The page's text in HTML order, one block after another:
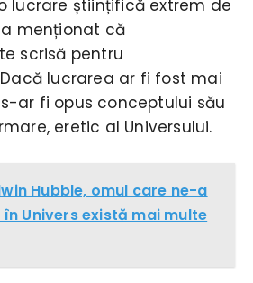
lucrare științifică extrem de
menționat că
scrisă pentru
lucrarea ar fi fost mai
ar fi opus conceptului său
eretic al Universului.
Hubble, omul care ne-a
Univers există mai multe